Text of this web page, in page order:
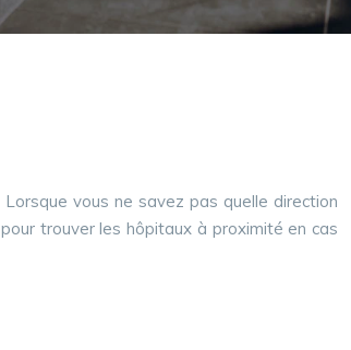
Lorsque vous ne savez pas quelle direction
trouver les hôpitaux à proximité en cas